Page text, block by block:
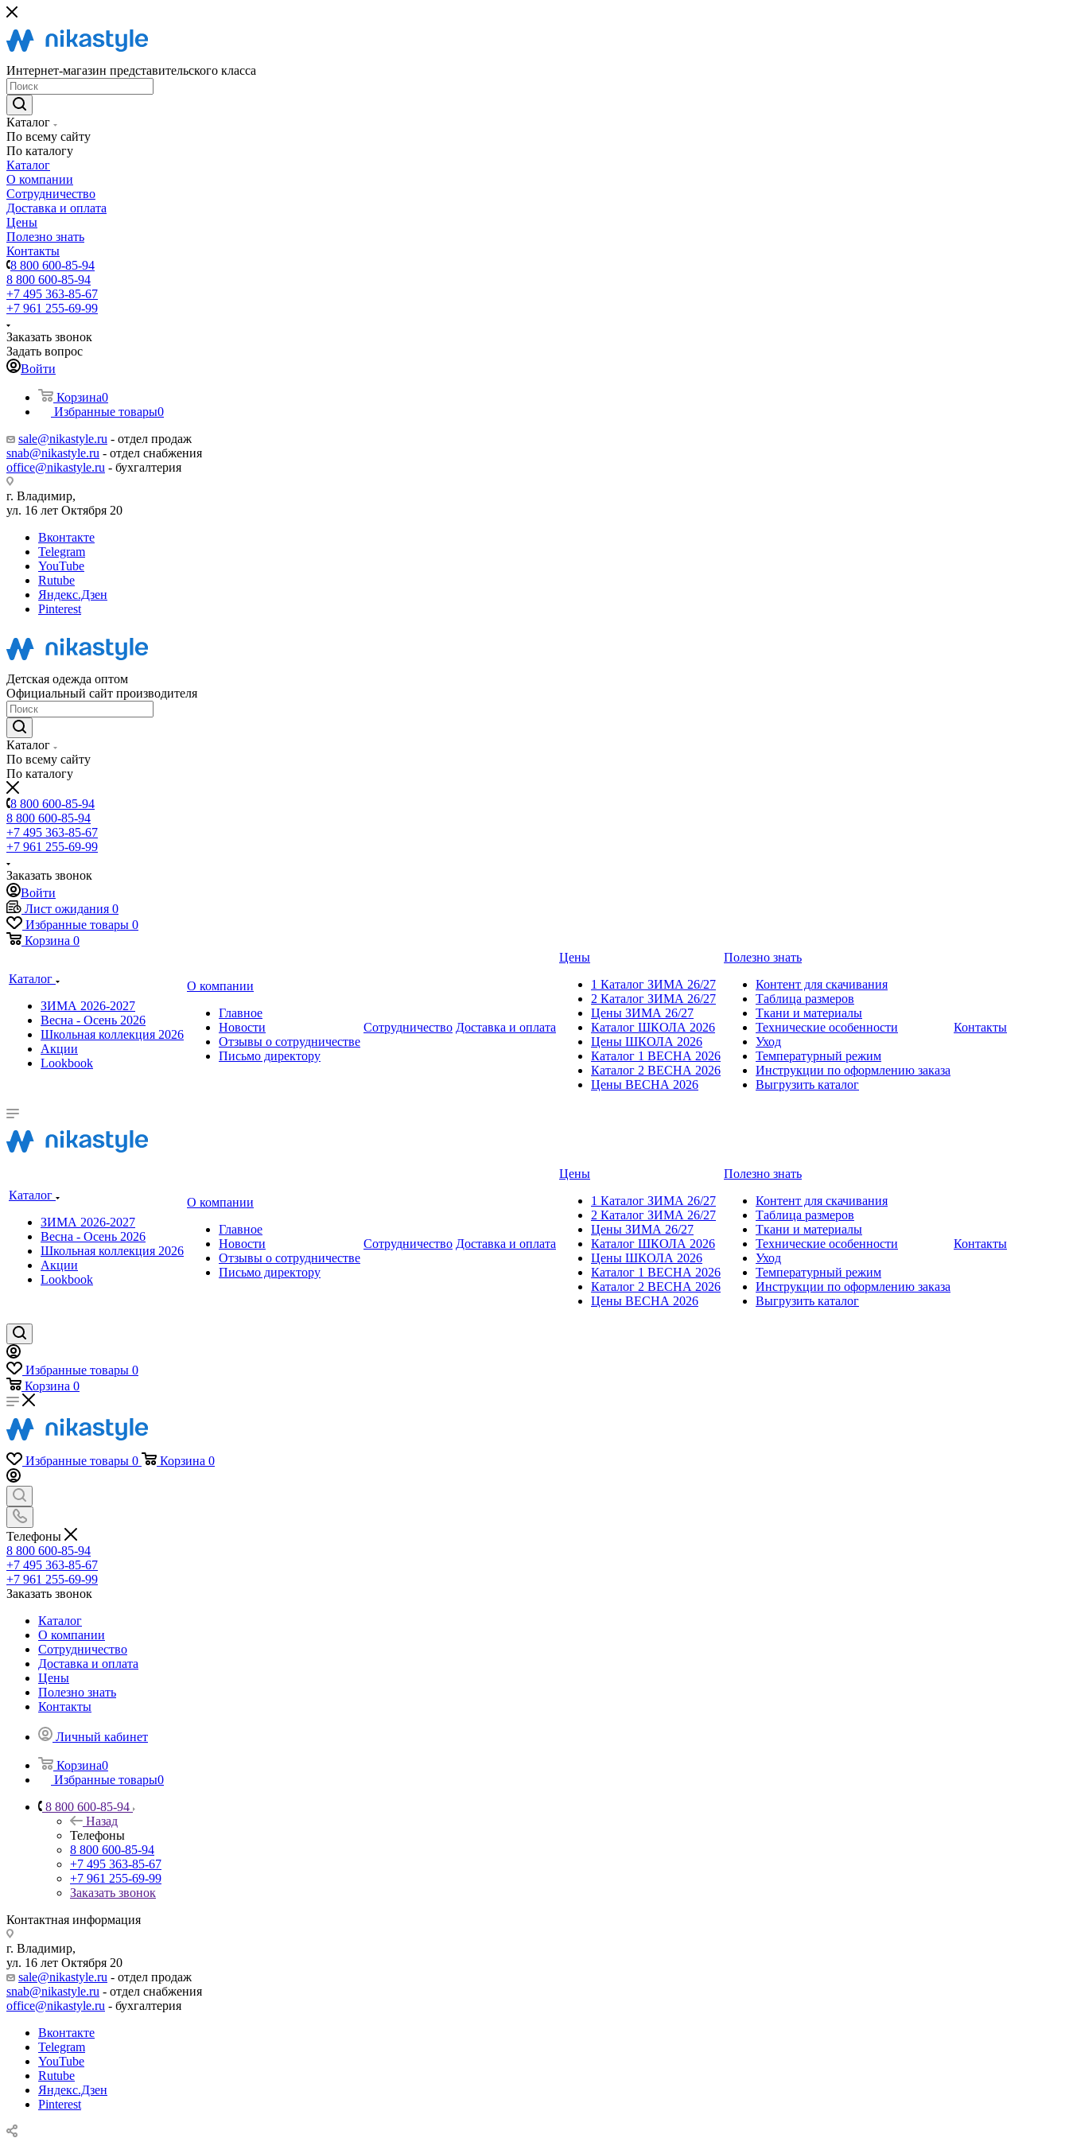
Интернет-магазин представительского класса
Каталог
По всему сайту
По каталогу
Каталог
О компании
Сотрудничество
Доставка и оплата
Цены
Полезно знать
Контакты
8 800 600-85-94
8 800 600-85-94
+7 495 363-85-67
+7 961 255-69-99
Заказать звонок
Задать вопрос
Войти
Корзина0
Избранные товары0
sale@nikastyle.ru - отдел продаж
snab@nikastyle.ru - отдел снабжения
office@nikastyle.ru - бухгалтерия
г. Владимир,
ул. 16 лет Октября 20
Вконтакте
Telegram
YouTube
Rutube
Яндекс.Дзен
Pinterest
Детская одежда оптом
Официальный сайт производителя
Каталог
По всему сайту
По каталогу
8 800 600-85-94
8 800 600-85-94
+7 495 363-85-67
+7 961 255-69-99
Заказать звонок
Войти
Лист ожидания 0
Избранные товары 0
Корзина 0
Каталог
ЗИМА 2026-2027
Весна - Осень 2026
Школьная коллекция 2026
Акции
Lookbook
О компании
Главное
Новости
Отзывы о сотрудничестве
Письмо директору
Сотрудничество Доставка и оплата
Цены
1 Каталог ЗИМА 26/27
2 Каталог ЗИМА 26/27
Цены ЗИМА 26/27
Каталог ШКОЛА 2026
Цены ШКОЛА 2026
Каталог 1 ВЕСНА 2026
Каталог 2 ВЕСНА 2026
Цены ВЕСНА 2026
Полезно знать
Контент для скачивания
Таблица размеров
Ткани и материалы
Технические особенности
Уход
Температурный режим
Инструкции по оформлению заказа
Выгрузить каталог
Контакты
Каталог
ЗИМА 2026-2027
Весна - Осень 2026
Школьная коллекция 2026
Акции
Lookbook
О компании
Главное
Новости
Отзывы о сотрудничестве
Письмо директору
Сотрудничество Доставка и оплата
Цены
1 Каталог ЗИМА 26/27
2 Каталог ЗИМА 26/27
Цены ЗИМА 26/27
Каталог ШКОЛА 2026
Цены ШКОЛА 2026
Каталог 1 ВЕСНА 2026
Каталог 2 ВЕСНА 2026
Цены ВЕСНА 2026
Полезно знать
Контент для скачивания
Таблица размеров
Ткани и материалы
Технические особенности
Уход
Температурный режим
Инструкции по оформлению заказа
Выгрузить каталог
Контакты
Избранные товары 0
Корзина 0
Избранные товары 0 Корзина 0
Телефоны
8 800 600-85-94
+7 495 363-85-67
+7 961 255-69-99
Заказать звонок
Каталог
О компании
Сотрудничество
Доставка и оплата
Цены
Полезно знать
Контакты
Личный кабинет
Корзина0
Избранные товары0
8 800 600-85-94
Назад
Телефоны
8 800 600-85-94
+7 495 363-85-67
+7 961 255-69-99
Заказать звонок
Контактная информация
г. Владимир,
ул. 16 лет Октября 20
sale@nikastyle.ru - отдел продаж
snab@nikastyle.ru - отдел снабжения
office@nikastyle.ru - бухгалтерия
Вконтакте
Telegram
YouTube
Rutube
Яндекс.Дзен
Pinterest